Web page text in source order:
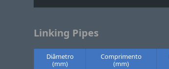
Linking Pipes
Diâmetro
(mm)
Comprimento
(mm)